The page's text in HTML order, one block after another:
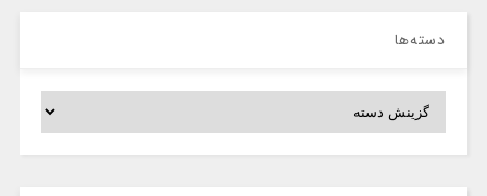
دسته‌ها
دسته‌ها